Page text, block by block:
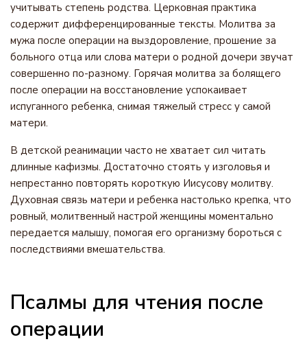
учитывать степень родства. Церковная практика
содержит дифференцированные тексты. Молитва за
мужа после операции на выздоровление, прошение за
больного отца или слова матери о родной дочери звучат
совершенно по-разному. Горячая молитва за болящего
после операции на восстановление успокаивает
испуганного ребенка, снимая тяжелый стресс у самой
матери.
В детской реанимации часто не хватает сил читать
длинные кафизмы. Достаточно стоять у изголовья и
непрестанно повторять короткую Иисусову молитву.
Духовная связь матери и ребенка настолько крепка, что
ровный, молитвенный настрой женщины моментально
передается малышу, помогая его организму бороться с
последствиями вмешательства.
Псалмы для чтения после
операции